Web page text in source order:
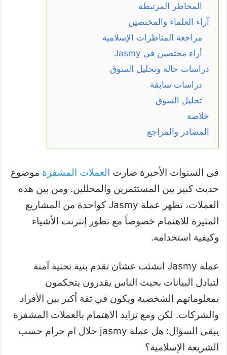
المخاطر المرتبطة
آراء العلماء والمختصين
مراجعة المناظرات الإسلامية
أراء مختصين في Jasmy
دراسات حالة وتحليل السوق
دراسات سابقة
تحليل السوق
خلاصة
المصادر والمراجع
في السنوات الأخيرة صارت العملات المشفرة موضوع
حديث كبير بين المستثمرين والمحللين. ومن بين هذه
العملات، تظهر عملة Jasmy كواحدة من المشاريع
المثيرة للاهتمام خصوصاً مع تطور إنترنت الأشياء
وكيفية استخدامه.
عملة Jasmy انشئت عشان تقدم بنية تحتية آمنة
لتبادل البيانات بحيث الناس يقدرون يتحكمون
بمعلوماتهم الشخصية ويكون في ثقة أكبر بين الأفراد
والشركات. لكن ومع تزايد الاهتمام بالعملات المشفرة
يبقى السؤال: هل عملة jasmy حلال ام حرام حسب
الشريعة الإسلامية؟